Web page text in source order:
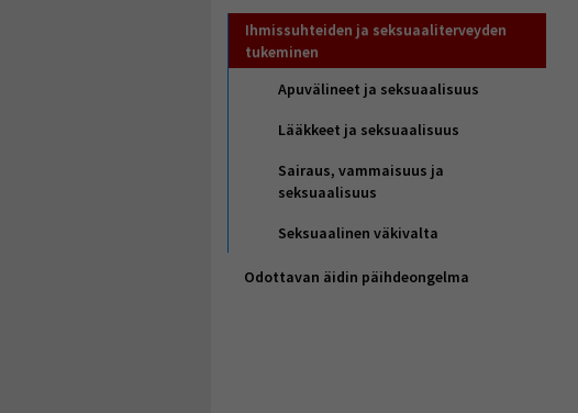
Ihmissuhteiden ja seksuaaliterveyden
tukeminen
Apuvälineet ja seksuaalisuus
Lääkkeet ja seksuaalisuus
Sairaus, vammaisuus ja
seksuaalisuus
Seksuaalinen väkivalta
Odottavan äidin päihdeongelma